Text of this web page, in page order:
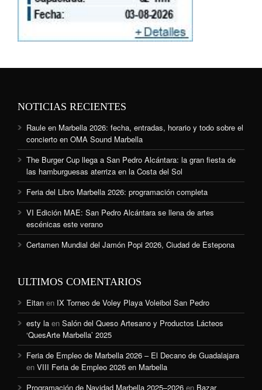
NOTICIAS RECIENTES
Raule en Marbella 2026: fecha, entradas, horario y todo sobre el
concierto en OMA Sound Marbella
The Burger Cup llega a San Pedro Alcántara: la gran fiesta de
las hamburguesas aterriza en la Costa del Sol
Feria del Libro Marbella 2026: programación completa
VI Edición MAE: San Pedro Alcántara se llena de artes
escénicas este verano
Certamen Mundial del Jamón Popi 2026, Ciudad de Estepona
ULTIMOS COMENTARIOS
Eitan en IX Torneo de Voley Playa Voleibol San Pedro
esty la en Salón del Queso Artesano y Productos Lácteos
‘QuesArte Marbella’ 2025
Feria de Empleo de Marbella 2026 – El Decano de Guadalajara
en VIII Feria de Empleo 2026 en Marbella
Programación de Navidad Marbella 2025–2026 en Bazar